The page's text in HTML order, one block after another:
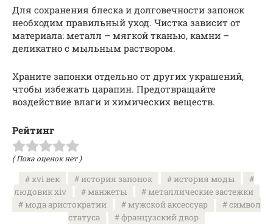
Для сохранения блеска и долговечности запонок
необходим правильный уход. Чистка зависит от
материала: металл – мягкой тканью, камни –
деликатно с мыльным раствором.
Храните запонки отдельно от других украшений,
чтобы избежать царапин. Предотвращайте
воздействие влаги и химических веществ.
Рейтинг
( Пока оценок нет )
xvi век история запонок
история моды
людовик xiv
манжеты
металлические застежки
мода аристократии
мужской аксессуар
символ
статуса
французский двор